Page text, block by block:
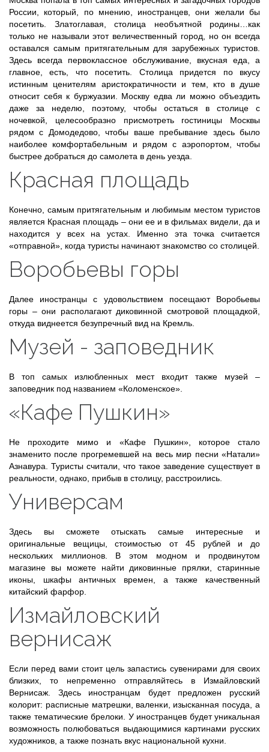
России, который, по мнению, иностранцев, они желали бы
посетить. Златоглавая, столица необъятной родины…как
только не называли этот величественный город, но он всегда
оставался самым притягательным для зарубежных туристов.
Здесь всегда первоклассное обслуживание, вкусная еда, а
главное, есть, что посетить. Столица придется по вкусу
истинным ценителям аристократичности и тем, кто в душе
относит себя к буржуазии. Москву едва ли можно объездить
даже за неделю, поэтому, чтобы остаться в столице с
ночевкой, целесообразно присмотреть гостиницы Москвы
рядом с Домодедово, чтобы ваше пребывание здесь было
наиболее комфортабельным и рядом с аэропортом, чтобы
быстрее добраться до самолета в день уезда.
Красная площадь
Конечно, самым притягательным и любимым местом туристов
является Красная площадь – они ее и в фильмах видели, да и
находится у всех на устах. Именно эта точка считается
«отправной», когда туристы начинают знакомство со столицей.
Воробьевы горы
Далее иностранцы с удовольствием посещают Воробьевы
горы – они располагают диковинной смотровой площадкой,
откуда виднеется безупречный вид на Кремль.
Музей - заповедник
В топ самых излюбленных мест входит также музей –
заповедник под названием «Коломенское».
«Кафе Пушкин»
Не проходите мимо и «Кафе Пушкин», которое стало
знаменито после прогремевшей на весь мир песни «Натали»
Азнавура. Туристы считали, что такое заведение существует в
реальности, однако, прибыв в столицу, расстроились.
Универсам
Здесь вы сможете отыскать самые интересные и
оригинальные вещицы, стоимостью от 45 рублей и до
нескольких миллионов. В этом модном и продвинутом
магазине вы можете найти диковинные прялки, старинные
иконы, шкафы античных времен, а также качественный
китайский фарфор.
Измайловский
вернисаж
Если перед вами стоит цель запастись сувенирами для своих
близких, то непременно отправляйтесь в Измайловский
Вернисаж. Здесь иностранцам будет предложен русский
колорит: расписные матрешки, валенки, изысканная посуда, а
также тематические брелоки. У иностранцев будет уникальная
возможность полюбоваться выдающимися картинами русских
художников, а также познать вкус национальной кухни.